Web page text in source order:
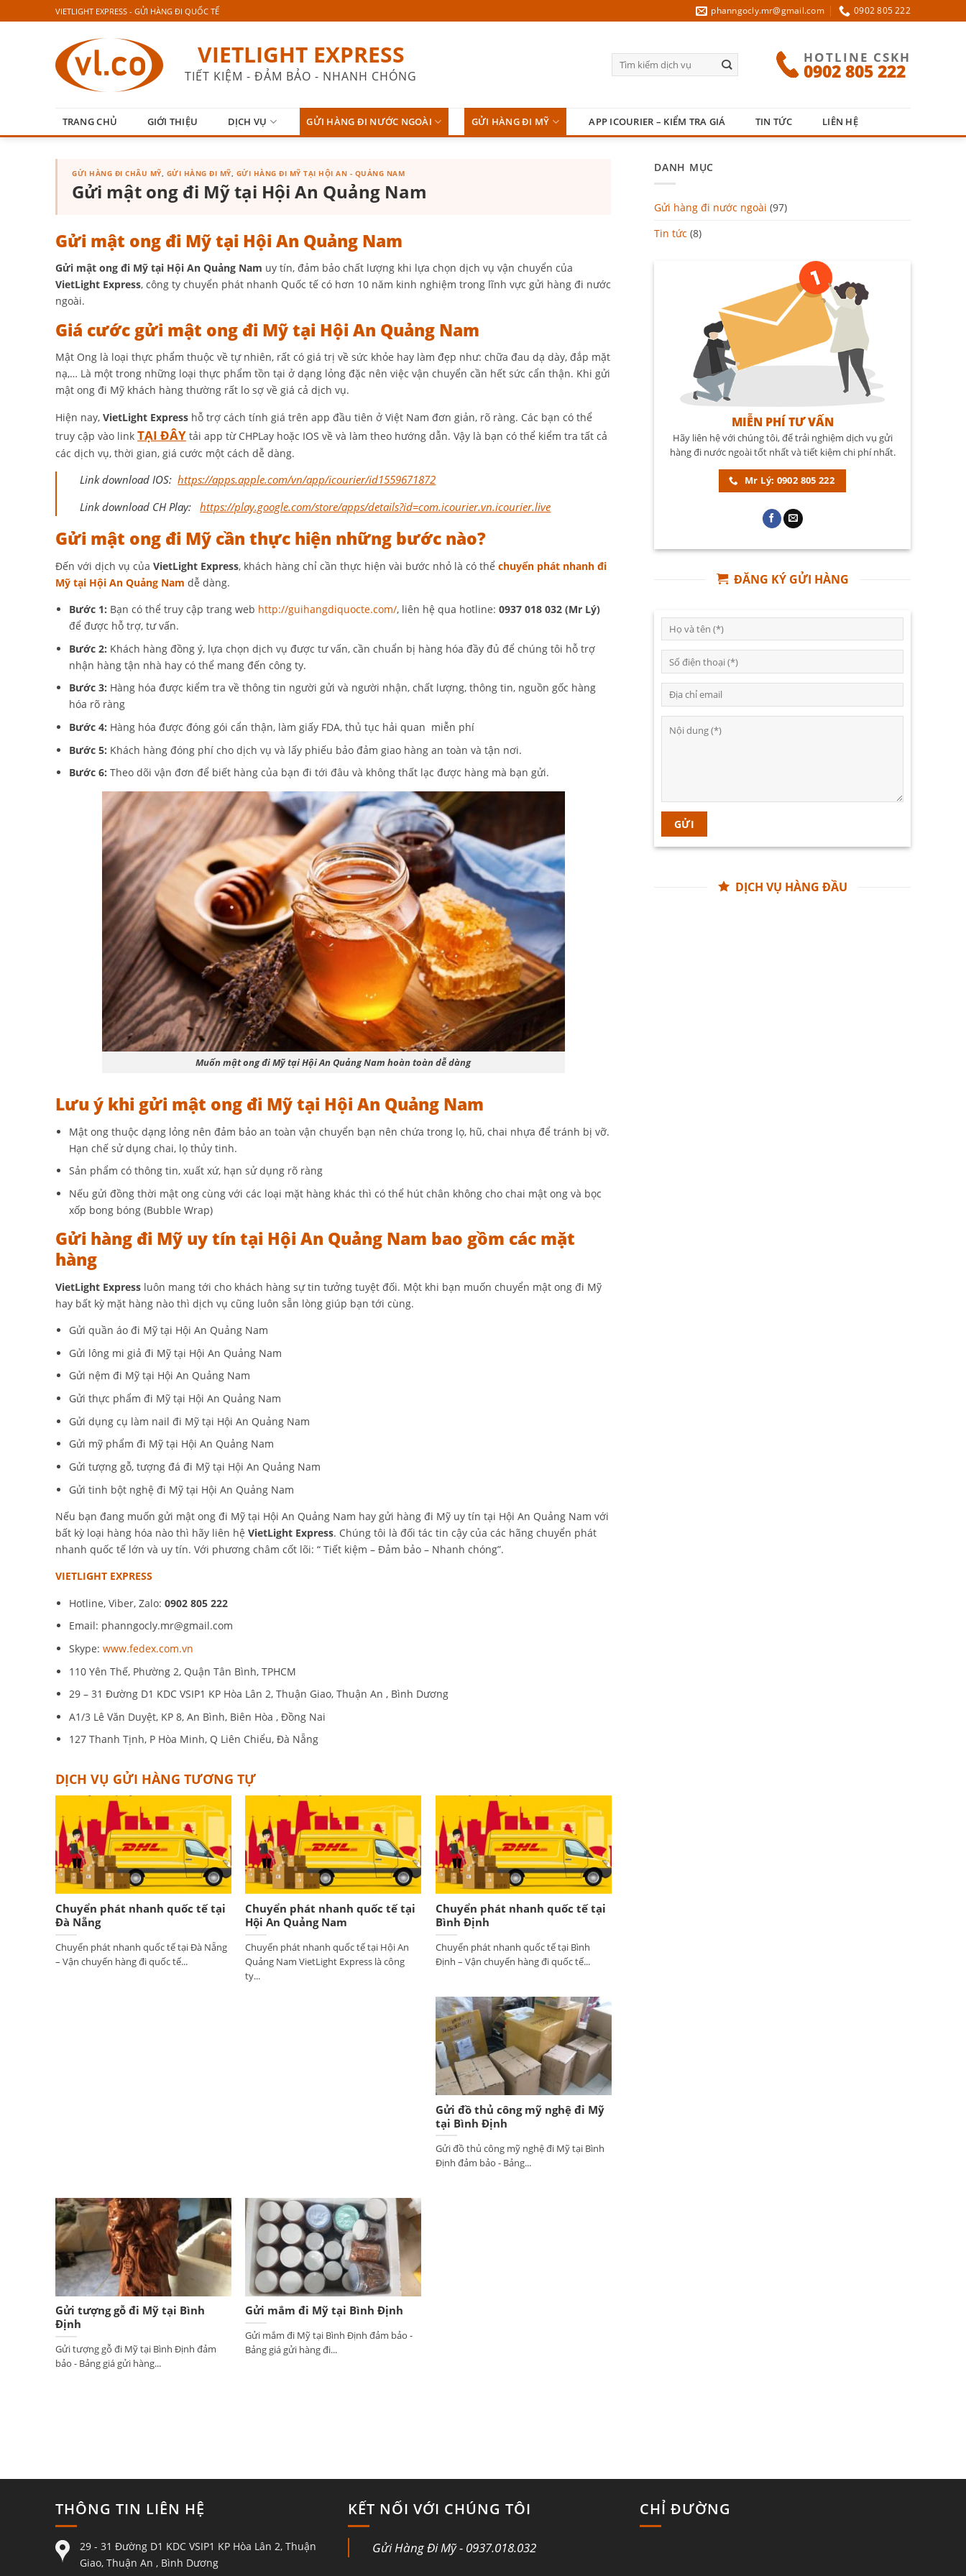
to
VIETLIGHT EXPRESS - GỬI HÀNG ĐI QUỐC TẾ phanngocly.mr@gmail.com 0902 805 222
VIETLIGHT EXPRESS
TIẾT KIỆM - ĐẢM BẢO - NHANH CHÓNG
HOTLINE CSKH
0902 805 222
TRANG CHỦ GIỚI THIỆU DỊCH VỤ GỬI HÀNG ĐI NƯỚC NGOÀI GỬI HÀNG ĐI MỸ APP ICOURIER – KIỂM TRA GIÁ TIN TỨC LIÊN HỆ
GỬI HÀNG ĐI CHÂU MỸ, GỬI HÀNG ĐI MỸ, GỬI HÀNG ĐI MỸ TẠI HỘI AN - QUẢNG NAM
Gửi mật ong đi Mỹ tại Hội An Quảng Nam
Gửi mật ong đi Mỹ tại Hội An Quảng Nam
Gửi mật ong đi Mỹ tại Hội An Quảng Nam uy tín, đảm bảo chất lượng khi lựa chọn dịch vụ vận chuyển của
VietLight Express, công ty chuyển phát nhanh Quốc tế có hơn 10 năm kinh nghiệm trong lĩnh vực gửi hàng đi nước
ngoài.
Giá cước gửi mật ong đi Mỹ tại Hội An Quảng Nam
Mật Ong là loại thực phẩm thuộc về tự nhiên, rất có giá trị về sức khỏe hay làm đẹp như: chữa đau dạ dày, đắp mặt
nạ,… Là một trong những loại thực phẩm tồn tại ở dạng lỏng đặc nên việc vận chuyển cần hết sức cẩn thận. Khi gửi
mật ong đi Mỹ khách hàng thường rất lo sợ về giá cả dịch vụ.
Hiện nay, VietLight Express hỗ trợ cách tính giá trên app đầu tiên ở Việt Nam đơn giản, rõ ràng. Các bạn có thể
truy cập vào link TẠI ĐÂY tải app từ CHPLay hoặc IOS về và làm theo hướng dẫn. Vậy là bạn có thể kiểm tra tất cả
các dịch vụ, thời gian, giá cước một cách dễ dàng.
Link download IOS:https://apps.apple.com/vn/app/icourier/id1559671872
Link download CH Play:https://play.google.com/store/apps/details?id=com.icourier.vn.icourier.live
Gửi mật ong đi Mỹ cần thực hiện những bước nào?
Đến với dịch vụ của VietLight Express, khách hàng chỉ cần thực hiện vài bước nhỏ là có thể chuyển phát nhanh đi
Mỹ tại Hội An Quảng Nam dễ dàng.
Bước 1: Bạn có thể truy cập trang web http://guihangdiquocte.com/, liên hệ qua hotline: 0937 018 032 (Mr Lý)
để được hỗ trợ, tư vấn.
Bước 2: Khách hàng đồng ý, lựa chọn dịch vụ được tư vấn, cần chuẩn bị hàng hóa đầy đủ để chúng tôi hỗ trợ
nhận hàng tận nhà hay có thể mang đến công ty.
Bước 3: Hàng hóa được kiểm tra về thông tin người gửi và người nhận, chất lượng, thông tin, nguồn gốc hàng
hóa rõ ràng
Bước 4: Hàng hóa được đóng gói cẩn thận, làm giấy FDA, thủ tục hải quan miễn phí
Bước 5: Khách hàng đóng phí cho dịch vụ và lấy phiếu bảo đảm giao hàng an toàn và tận nơi.
Bước 6: Theo dõi vận đơn để biết hàng của bạn đi tới đâu và không thất lạc được hàng mà bạn gửi.
Muốn mật ong đi Mỹ tại Hội An Quảng Nam hoàn toàn dễ dàng
Lưu ý khi gửi mật ong đi Mỹ tại Hội An Quảng Nam
Mật ong thuộc dạng lỏng nên đảm bảo an toàn vận chuyển bạn nên chứa trong lọ, hũ, chai nhựa để tránh bị vỡ.
Hạn chế sử dụng chai, lọ thủy tinh.
Sản phẩm có thông tin, xuất xứ, hạn sử dụng rõ ràng
Nếu gửi đồng thời mật ong cùng với các loại mặt hàng khác thì có thể hút chân không cho chai mật ong và bọc
xốp bong bóng (Bubble Wrap)
Gửi hàng đi Mỹ uy tín tại Hội An Quảng Nam bao gồm các mặt
hàng
VietLight Express luôn mang tới cho khách hàng sự tin tưởng tuyệt đối. Một khi bạn muốn chuyển mật ong đi Mỹ
hay bất kỳ mặt hàng nào thì dịch vụ cũng luôn sẵn lòng giúp bạn tới cùng.
Gửi quần áo đi Mỹ tại Hội An Quảng Nam
Gửi lông mi giả đi Mỹ tại Hội An Quảng Nam
Gửi nệm đi Mỹ tại Hội An Quảng Nam
Gửi thực phẩm đi Mỹ tại Hội An Quảng Nam
Gửi dụng cụ làm nail đi Mỹ tại Hội An Quảng Nam
Gửi mỹ phẩm đi Mỹ tại Hội An Quảng Nam
Gửi tượng gỗ, tượng đá đi Mỹ tại Hội An Quảng Nam
Gửi tinh bột nghệ đi Mỹ tại Hội An Quảng Nam
Nếu bạn đang muốn gửi mật ong đi Mỹ tại Hội An Quảng Nam hay gửi hàng đi Mỹ uy tín tại Hội An Quảng Nam với
bất kỳ loại hàng hóa nào thì hãy liên hệ VietLight Express. Chúng tôi là đối tác tin cậy của các hãng chuyển phát
nhanh quốc tế lớn và uy tín. Với phương châm cốt lõi: “ Tiết kiệm – Đảm bảo – Nhanh chóng”.
VIETLIGHT EXPRESS
Hotline, Viber, Zalo: 0902 805 222
Email: phanngocly.mr@gmail.com
Skype: www.fedex.com.vn
110 Yên Thế, Phường 2, Quận Tân Bình, TPHCM
29 – 31 Đường D1 KDC VSIP1 KP Hòa Lân 2, Thuận Giao, Thuận An , Bình Dương
A1/3 Lê Văn Duyệt, KP 8, An Bình, Biên Hòa , Đồng Nai
127 Thanh Tịnh, P Hòa Minh, Q Liên Chiểu, Đà Nẵng
DỊCH VỤ GỬI HÀNG TƯƠNG TỰ
Chuyển phát nhanh quốc tế tại
Đà Nẵng
Chuyển phát nhanh quốc tế tại Đà Nẵng
– Vận chuyển hàng đi quốc tế...
Chuyển phát nhanh quốc tế tại
Hội An Quảng Nam
Chuyển phát nhanh quốc tế tại Hội An
Quảng Nam VietLight Express là công
ty...
Chuyển phát nhanh quốc tế tại
Bình Định
Chuyển phát nhanh quốc tế tại Bình
Định – Vận chuyển hàng đi quốc tế...
Gửi đồ thủ công mỹ nghệ đi Mỹ
tại Bình Định
Gửi đồ thủ công mỹ nghệ đi Mỹ tại Bình
Định đảm bảo - Bảng...
Gửi tượng gỗ đi Mỹ tại Bình
Định
Gửi tượng gỗ đi Mỹ tại Bình Định đảm
bảo - Bảng giá gửi hàng...
Gửi mắm đi Mỹ tại Bình Định
Gửi mắm đi Mỹ tại Bình Định đảm bảo -
Bảng giá gửi hàng đi...
DANH MỤC
Gửi hàng đi nước ngoài (97)
Tin tức (8)
MIỄN PHÍ TƯ VẤN
Hãy liên hệ với chúng tôi, để trải nghiệm dịch vụ gửi
hàng đi nước ngoài tốt nhất và tiết kiệm chi phí nhất.
Mr Lý: 0902 805 222
ĐĂNG KÝ GỬI HÀNG
DỊCH VỤ HÀNG ĐẦU
THÔNG TIN LIÊN HỆ
29 - 31 Đường D1 KDC VSIP1 KP Hòa Lân 2, Thuận
Giao, Thuận An , Bình Dương
KẾT NỐI VỚI CHÚNG TÔI
Gửi Hàng Đi Mỹ - 0937.018.032
CHỈ ĐƯỜNG